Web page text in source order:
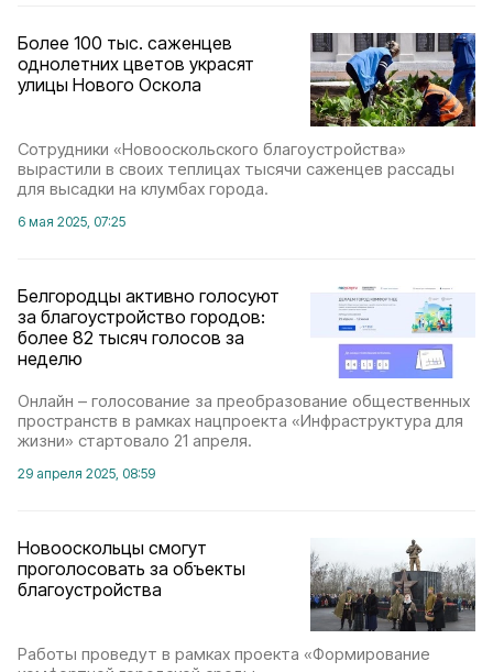
Более 100 тыс. саженцев
однолетних цветов украсят
улицы Нового Оскола
Сотрудники «Новооскольского благоустройства»
вырастили в своих теплицах тысячи саженцев рассады
для высадки на клумбах города.
6 мая 2025, 07:25
Белгородцы активно голосуют
за благоустройство городов:
более 82 тысяч голосов за
неделю
Онлайн – голосование за преобразование общественных
пространств в рамках нацпроекта «Инфраструктура для
жизни» стартовало 21 апреля.
29 апреля 2025, 08:59
Новооскольцы смогут
проголосовать за объекты
благоустройства
Работы проведут в рамках проекта «Формирование